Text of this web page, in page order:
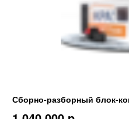
Сборно-разборный блок-